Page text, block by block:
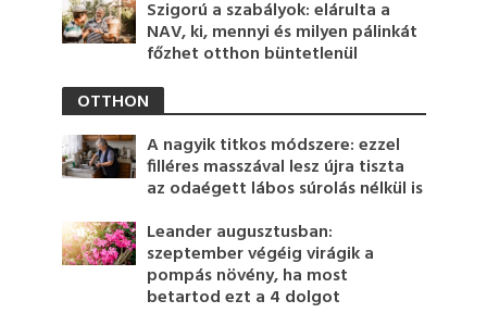
Szigorú a szabályok: elárulta a
NAV, ki, mennyi és milyen pálinkát
főzhet otthon büntetlenül
OTTHON
A nagyik titkos módszere: ezzel
filléres masszával lesz újra tiszta
az odaégett lábos súrolás nélkül is
Leander augusztusban:
szeptember végéig virágik a
pompás növény, ha most
betartod ezt a 4 dolgot